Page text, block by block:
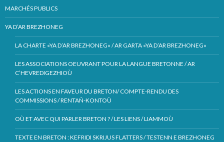
MARCHÉS PUBLICS
YA D’AR BREZHONEG
LA CHARTE «YA D’AR BREZHONEG» / AR GARTA «YA D’AR BREZHONEG»
LES ASSOCIATIONS OEUVRANT POUR LA LANGUE BRETONNE / AR
C’HEVREDIGEZHIOÙ
LES ACTIONS EN FAVEUR DU BRETON/ COMPTE-RENDU DES
COMMISSIONS / RENTAÑ-KONTOÙ
OÙ ET AVEC QUI PARLER BRETON ? / LES LIENS / LIAMMOÙ
TEXTE EN BRETON : KEFRIDI SKRIJUS FLATTERS / TESTENN E BREZHONEG